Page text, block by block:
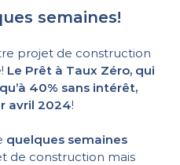
semaines!
projet de construction
Le Prêt à Taux Zéro, qui
40% sans intérêt,
avril 2024!
quelques semaines
de construction mais